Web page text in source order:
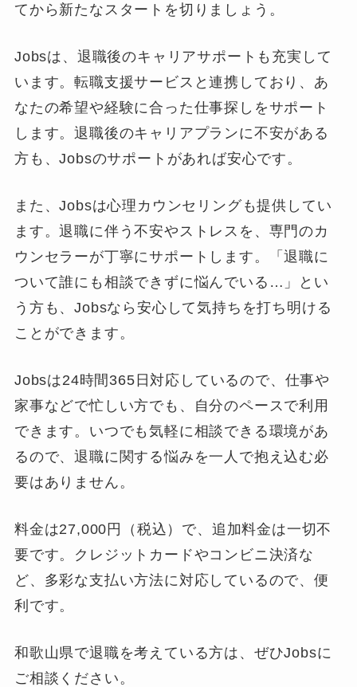
てから新たなスタートを切りましょう。
Jobsは、退職後のキャリアサポートも充実して
います。転職支援サービスと連携しており、あ
なたの希望や経験に合った仕事探しをサポート
します。退職後のキャリアプランに不安がある
方も、Jobsのサポートがあれば安心です。
また、Jobsは心理カウンセリングも提供してい
ます。退職に伴う不安やストレスを、専門のカ
ウンセラーが丁寧にサポートします。「退職に
ついて誰にも相談できずに悩んでいる…」とい
う方も、Jobsなら安心して気持ちを打ち明ける
ことができます。
Jobsは24時間365日対応しているので、仕事や
家事などで忙しい方でも、自分のペースで利用
できます。いつでも気軽に相談できる環境があ
るので、退職に関する悩みを一人で抱え込む必
要はありません。
料金は27,000円（税込）で、追加料金は一切不
要です。クレジットカードやコンビニ決済な
ど、多彩な支払い方法に対応しているので、便
利です。
和歌山県で退職を考えている方は、ぜひJobsに
ご相談ください。